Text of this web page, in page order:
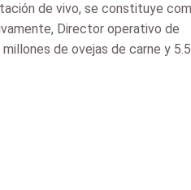
de vivo, se constituye
Director operativo de
de ovejas de carne y